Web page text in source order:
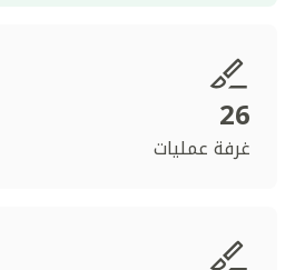
26
غرفة عمليات